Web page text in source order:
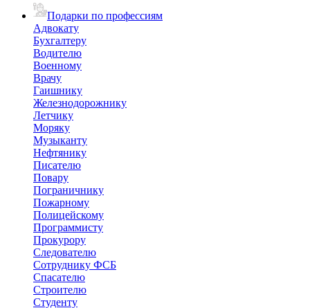
Подарки по профессиям
Адвокату
Бухгалтеру
Водителю
Военному
Врачу
Гаишнику
Железнодорожнику
Летчику
Моряку
Музыканту
Нефтянику
Писателю
Повару
Пограничнику
Пожарному
Полицейскому
Программисту
Прокурору
Следователю
Сотруднику ФСБ
Спасателю
Строителю
Студенту